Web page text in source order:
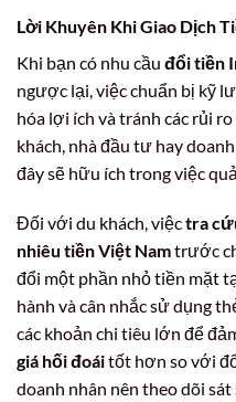
Lời Khuyên Khi Giao Dịch
Khi bạn có nhu cầu đổi tiền
ngược lại, việc chuẩn bị kỹ
hóa lợi ích và tránh các rủi
khách, nhà đầu tư hay
đây sẽ hữu ích trong việc
Đối với du khách, việctra
nhiêu tiền Việt Namtrước
đổi một phần nhỏ tiền mặt
hành và cân nhắc sử dụng
các khoản chi tiêu lớn để
giá hối đoáitốt hơn so với
doanh nhân nên theo dõi